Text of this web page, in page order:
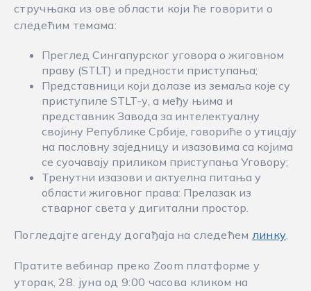
стручњака из ове области који ће говорити о
следећим темама:
Преглед Сингапурског уговора о жиговном
праву (STLT) и предности приступања;
Представници који долазе из земаља које су
приступиле STLT-у, а међу њима и
представник Завода за интелектуалну
својину Републике Србије, говориће о утицају
на пословну заједницу и изазовима са којима
се суочавају приликом приступања Уговору;
Тренутни изазови и актуелна питања у
области жиговног права: Прелазак из
стварног света у дигитални простор.
Погледајте агенду догађаја на следећем линку.
Пратите вебинар преко Zoom платформе у
уторак, 28. јуна од 9:00 часова кликом на